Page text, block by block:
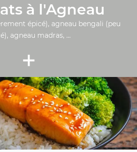
à l'Agneau
épicé), agneau bengali (peu
agneau madras, ...
+